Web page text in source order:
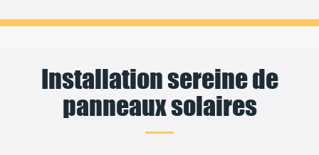
Installation sereine de
panneaux solaires